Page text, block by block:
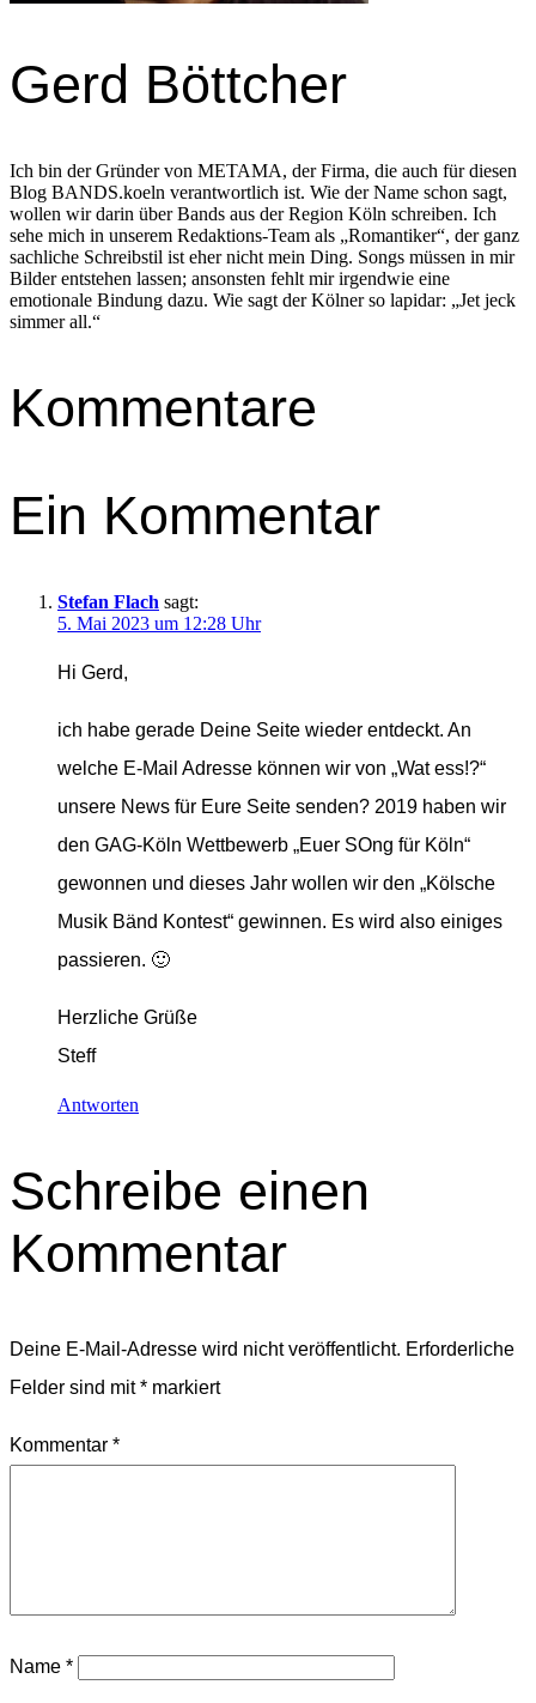
Gerd Böttcher
Ich bin der Gründer von METAMA, der Firma, die auch für diesen
Blog BANDS.koeln verantwortlich ist. Wie der Name schon sagt,
wollen wir darin über Bands aus der Region Köln schreiben. Ich
sehe mich in unserem Redaktions-Team als „Romantiker“, der ganz
sachliche Schreibstil ist eher nicht mein Ding. Songs müssen in mir
Bilder entstehen lassen; ansonsten fehlt mir irgendwie eine
emotionale Bindung dazu. Wie sagt der Kölner so lapidar: „Jet jeck
simmer all.“
Kommentare
Ein Kommentar
Stefan Flach sagt:
5. Mai 2023 um 12:28 Uhr
Hi Gerd,
ich habe gerade Deine Seite wieder entdeckt. An
welche E-Mail Adresse können wir von „Wat ess!?“
unsere News für Eure Seite senden? 2019 haben wir
den GAG-Köln Wettbewerb „Euer SOng für Köln“
gewonnen und dieses Jahr wollen wir den „Kölsche
Musik Bänd Kontest“ gewinnen. Es wird also einiges
passieren. 🙂
Herzliche Grüße
Steff
Antworten
Schreibe einen
Kommentar
Deine E-Mail-Adresse wird nicht veröffentlicht. Erforderliche
Felder sind mit* markiert
Kommentar *
Name *